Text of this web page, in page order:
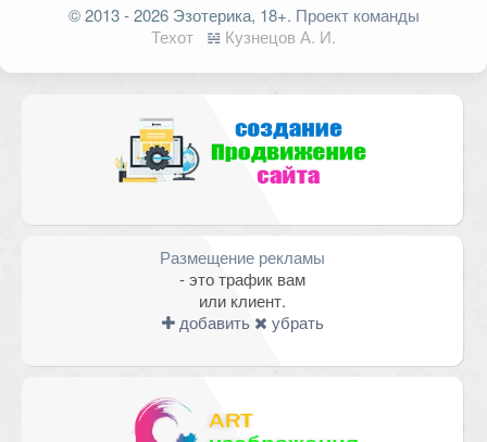
Ваш адрес email не будет
опубликован.
Обязательные поля
Email *
© 2013 - 2026 Эзотерика, 18+. Проект команды
Техот
𝌴 Кузнецов А. И.
Размещение рекламы
- это трафик вам
или клиент.
добавить
убрать